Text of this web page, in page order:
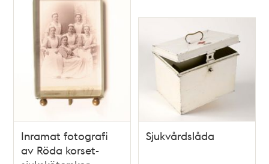
Inramat fotografi
av Röda korset-
Sjukvårdslåda